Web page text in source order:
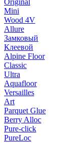
Original
Mini
Wood 4V
Allure
Замковый
Клеевой
Alpine Floor
Classic
Ultra
Aquafloor
Versailles
Art
Parquet Glue
Berry Alloc
Pure-click
PureLoc